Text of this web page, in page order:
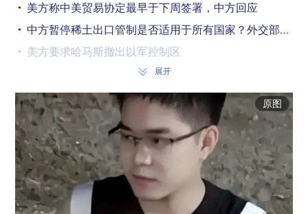
美方称中美贸易协定最早于下周签署，中方回应
中方暂停稀土出口管制是否适用于所有国家？外交部回应
美方要求哈马斯撤出以军控制区
泰国为泰党选出新任党首
广西防城港一小客车越线撞上对向重型半挂牵引车，致5死1伤
英国安德鲁王子被剥夺头衔及王室住所
国家发改委：抓紧开展“十五五”规划编制相关工作
国家发改委：新增2000亿元专项债券额度 支持部分省份投资建设
“粤车南下”香港政策正式公布 首批开放四个城市
展开
原图